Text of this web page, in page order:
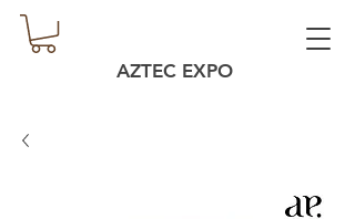
AZTEC EXPO